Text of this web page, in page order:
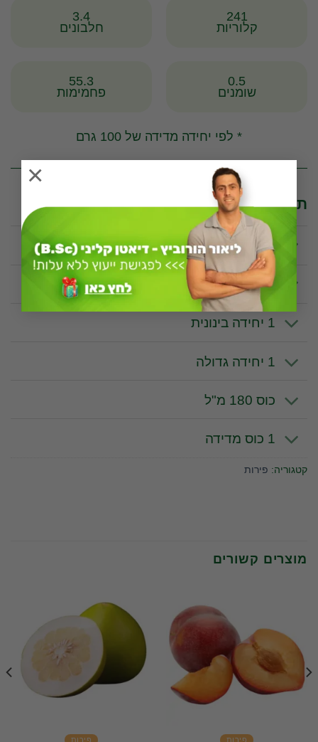
×
241
קלוריות
3.4
חלבונים
0.5
שומנים
55.3
פחמימות
* לפי יחידה מדידה של 100 גרם
תכונות וערכים תזונתיים לפי יחידת מידה
100 גרם
1 יחידה קטנה
1 יחידה בינונית
1 יחידה גדולה
כוס 180 מ"ל
1 כוס מדידה
קטגוריה: פירות
מוצרים קשורים
פירות פירות